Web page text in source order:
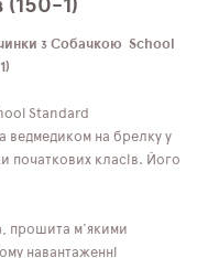
(150-1)
з Собачкою School
Standard
ведмедиком на брелку у
початкових класів. Його
прошита м'якими
навантаженні